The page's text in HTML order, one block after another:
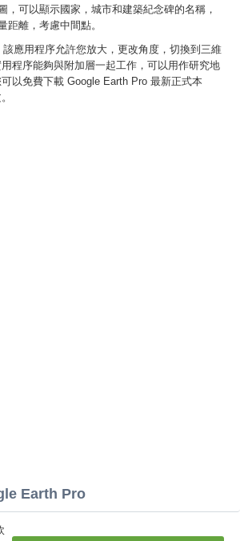
，可以顯示國家，城市和建築紀念碑的名稱，
距離，考慮中間點。
該應用程序允許您放大，更改角度，切換到三維
程序能夠與附加層一起工作，可以用作研究地
以免費下載 Google Earth Pro 最新正式本
Earth Pro